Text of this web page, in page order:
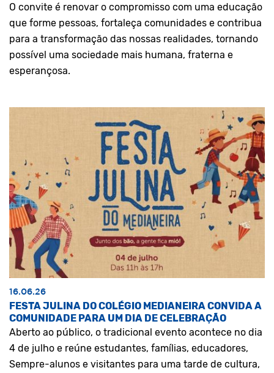
O convite é renovar o compromisso com uma educação
que forme pessoas, fortaleça comunidades e contribua
para a transformação das nossas realidades, tornando
possível uma sociedade mais humana, fraterna e
esperançosa.
16.06.26
FESTA JULINA DO COLÉGIO MEDIANEIRA CONVIDA A
COMUNIDADE PARA UM DIA DE CELEBRAÇÃO
Aberto ao público, o tradicional evento acontece no dia
4 de julho e reúne estudantes, famílias, educadores,
Sempre-alunos e visitantes para uma tarde de cultura,